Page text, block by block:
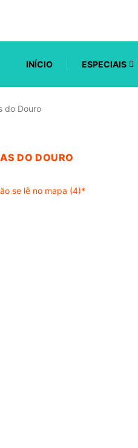
INÍCIO ESPECIAIS
do Douro
DO DOURO